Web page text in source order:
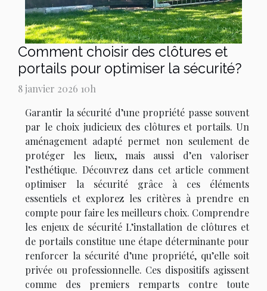
Comment choisir des clôtures et
portails pour optimiser la sécurité?
8 janvier 2026 10h
Garantir la sécurité d’une propriété passe souvent
par le choix judicieux des clôtures et portails. Un
aménagement adapté permet non seulement de
protéger les lieux, mais aussi d’en valoriser
l’esthétique. Découvrez dans cet article comment
optimiser la sécurité grâce à ces éléments
essentiels et explorez les critères à prendre en
compte pour faire les meilleurs choix. Comprendre
les enjeux de sécurité L’installation de clôtures et
de portails constitue une étape déterminante pour
renforcer la sécurité d’une propriété, qu’elle soit
privée ou professionnelle. Ces dispositifs agissent
comme des premiers remparts contre toute